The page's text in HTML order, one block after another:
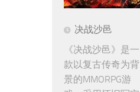
决战沙邑
《决战沙邑》是一
款以复古传奇为背
景的MMORPG游